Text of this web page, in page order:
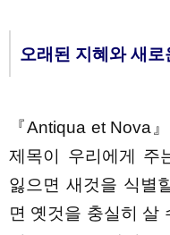
오래된 지혜와 새로
『Antiqua et Nova
제목이 우리에게 주
잃으면 새것을 식별
면 옛것을 충실히 살